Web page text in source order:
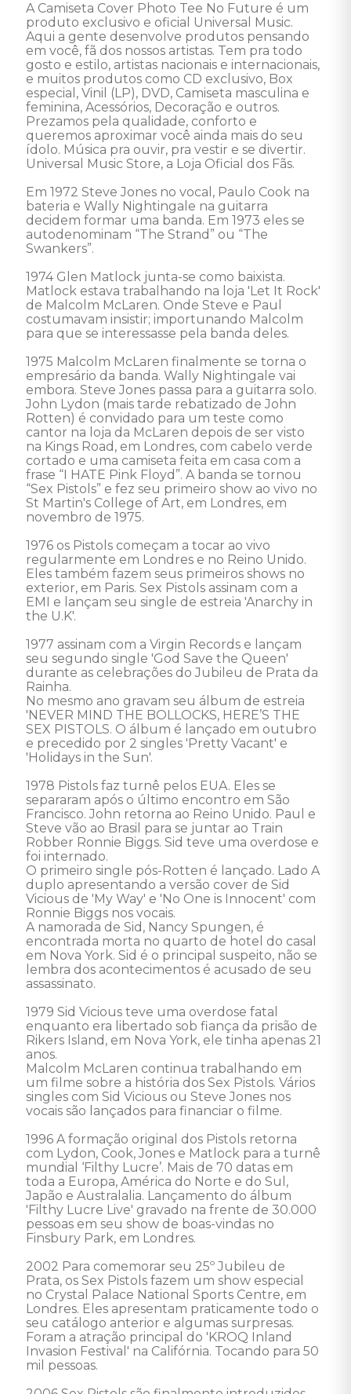
A Camiseta Cover Photo Tee No Future é um
produto exclusivo e oficial Universal Music.
Aqui a gente desenvolve produtos pensando
em você, fã dos nossos artistas. Tem pra todo
gosto e estilo, artistas nacionais e internacionais,
e muitos produtos como CD exclusivo, Box
especial, Vinil (LP), DVD, Camiseta masculina e
feminina, Acessórios, Decoração e outros.
Prezamos pela qualidade, conforto e
queremos aproximar você ainda mais do seu
ídolo. Música pra ouvir, pra vestir e se divertir.
Universal Music Store, a Loja Oficial dos Fãs.
Em 1972 Steve Jones no vocal, Paulo Cook na
bateria e Wally Nightingale na guitarra
decidem formar uma banda. Em 1973 eles se
autodenominam “The Strand” ou “The
Swankers”.
1974 Glen Matlock junta-se como baixista.
Matlock estava trabalhando na loja 'Let It Rock'
de Malcolm McLaren. Onde Steve e Paul
costumavam insistir; importunando Malcolm
para que se interessasse pela banda deles.
1975 Malcolm McLaren finalmente se torna o
empresário da banda. Wally Nightingale vai
embora. Steve Jones passa para a guitarra solo.
John Lydon (mais tarde rebatizado de John
Rotten) é convidado para um teste como
cantor na loja da McLaren depois de ser visto
na Kings Road, em Londres, com cabelo verde
cortado e uma camiseta feita em casa com a
frase “I HATE Pink Floyd”. A banda se tornou
“Sex Pistols” e fez seu primeiro show ao vivo no
St Martin's College of Art, em Londres, em
novembro de 1975.
1976 os Pistols começam a tocar ao vivo
regularmente em Londres e no Reino Unido.
Eles também fazem seus primeiros shows no
exterior, em Paris. Sex Pistols assinam com a
EMI e lançam seu single de estreia 'Anarchy in
the U.K'.
1977 assinam com a Virgin Records e lançam
seu segundo single 'God Save the Queen'
durante as celebrações do Jubileu de Prata da
Rainha.
No mesmo ano gravam seu álbum de estreia
'NEVER MIND THE BOLLOCKS, HERE’S THE
SEX PISTOLS. O álbum é lançado em outubro
e precedido por 2 singles 'Pretty Vacant' e
'Holidays in the Sun'.
1978 Pistols faz turnê pelos EUA. Eles se
separaram após o último encontro em São
Francisco. John retorna ao Reino Unido. Paul e
Steve vão ao Brasil para se juntar ao Train
Robber Ronnie Biggs. Sid teve uma overdose e
foi internado.
O primeiro single pós-Rotten é lançado. Lado A
duplo apresentando a versão cover de Sid
Vicious de 'My Way' e 'No One is Innocent' com
Ronnie Biggs nos vocais.
A namorada de Sid, Nancy Spungen, é
encontrada morta no quarto de hotel do casal
em Nova York. Sid é o principal suspeito, não se
lembra dos acontecimentos é acusado de seu
assassinato.
1979 Sid Vicious teve uma overdose fatal
enquanto era libertado sob fiança da prisão de
Rikers Island, em Nova York, ele tinha apenas 21
anos.
Malcolm McLaren continua trabalhando em
um filme sobre a história dos Sex Pistols. Vários
singles com Sid Vicious ou Steve Jones nos
vocais são lançados para financiar o filme.
1996 A formação original dos Pistols retorna
com Lydon, Cook, Jones e Matlock para a turnê
mundial ‘Filthy Lucre’. Mais de 70 datas em
toda a Europa, América do Norte e do Sul,
Japão e Australalia. Lançamento do álbum
'Filthy Lucre Live' gravado na frente de 30.000
pessoas em seu show de boas-vindas no
Finsbury Park, em Londres.
2002 Para comemorar seu 25º Jubileu de
Prata, os Sex Pistols fazem um show especial
no Crystal Palace National Sports Centre, em
Londres. Eles apresentam praticamente todo o
seu catálogo anterior e algumas surpresas.
Foram a atração principal do 'KROQ Inland
Invasion Festival' na Califórnia. Tocando para 50
mil pessoas.